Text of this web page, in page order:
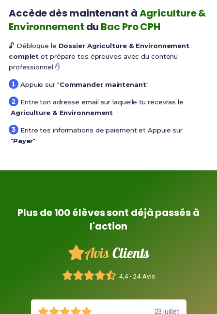
Accède dès maintenant àAgriculture &
Environnement du Bac Pro CPH
🔓 Débloque le Dossier Agriculture & Environnement
complet et prépare tes épreuves avec du contenu
professionnel ✋
Appuie sur "Commander maintenant"
Entre ton adresse email sur laquelle tu recevras le
Agriculture & Environnement
Entre tes informations de paiement et Appuie sur
"Payer"
Plus de 100 élèves sont déjà passés à
l'action
AvisClients
4,4 • 24 Avis
23 juillet